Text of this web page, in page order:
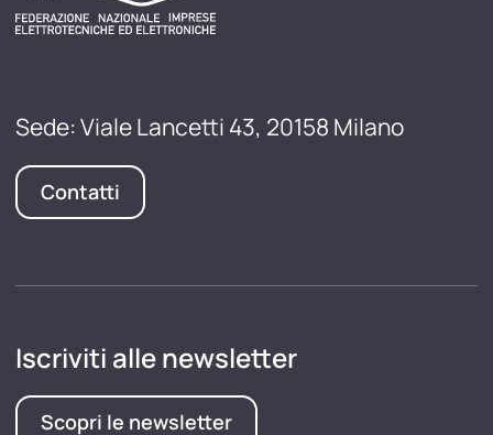
Sede: Viale Lancetti 43, 20158 Milano
Contatti
Iscriviti alle newsletter
Scopri le newsletter